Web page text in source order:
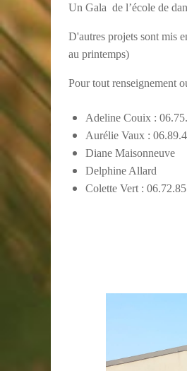
Un Gala de l’école de
D'autres projets sont mis
au printemps)
Pour tout renseignement
Adeline Couix :
Aurélie Vaux :
Diane Maisonneuve
Delphine Allard
Colette Vert :